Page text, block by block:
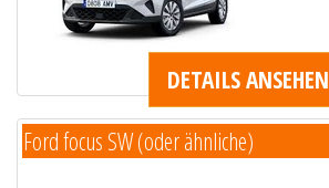
DETAILS ANSEHEN
Ford focus SW (oder ähnliche)